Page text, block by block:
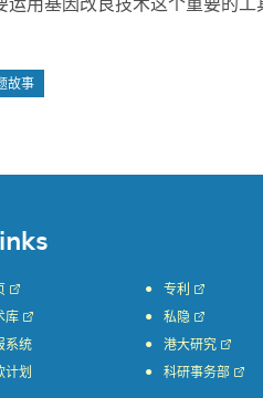
运用基因改良技术这个重要的工
故事
库
系统
计划
专利
私隐
港大研究
科研事务部